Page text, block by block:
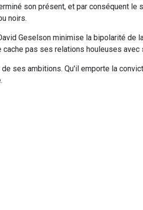
son présent, et par conséquent le
noirs.
Geselson minimise la bipolarité de
pas ses relations houleuses avec
ses ambitions. Qu'il emporte la